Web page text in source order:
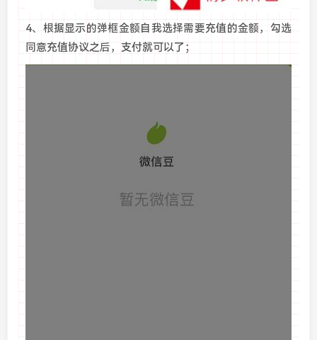
4、根据显示的弹框金额自我选择需要充值的金额，勾选
同意充值协议之后，支付就可以了；